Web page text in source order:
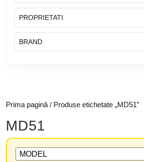
Prima pagină / Produse etichetate „MD51”
MD51